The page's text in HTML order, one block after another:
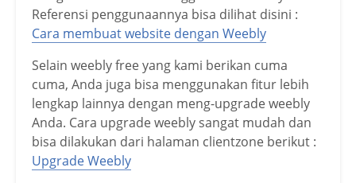
Referensi penggunaannya bisa dilihat disini :
Cara membuat website dengan Weebly
Selain weebly free yang kami berikan cuma
cuma, Anda juga bisa menggunakan fitur lebih
lengkap lainnya dengan meng-upgrade weebly
Anda. Cara upgrade weebly sangat mudah dan
bisa dilakukan dari halaman clientzone berikut :
Upgrade Weebly